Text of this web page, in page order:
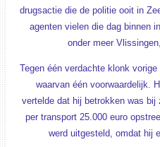
drugsactie die de politie ooit in
agenten vielen die dag binnen
onder meer
Tegen één verdachte klonk
waarvan één voorwaardelijk.
vertelde dat hij betrokken was bij
per transport 25.000 euro
werd uitgesteld, omdat hij